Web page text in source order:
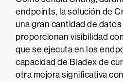
endpoints, la solución de
una gran cantidad de
proporcionan visibilidad
que se ejecuta en los
capacidad de Bladex de
otra mejora significativa